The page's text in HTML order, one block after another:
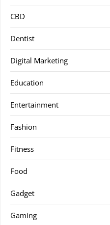
CBD
Dentist
Digital Marketing
Education
Entertainment
Fashion
Fitness
Food
Gadget
Gaming